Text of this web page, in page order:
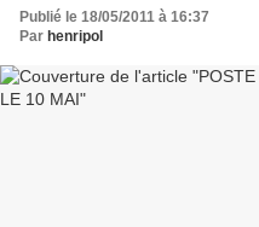
Publié le 18/05/2011 à 16:37
Par henripol